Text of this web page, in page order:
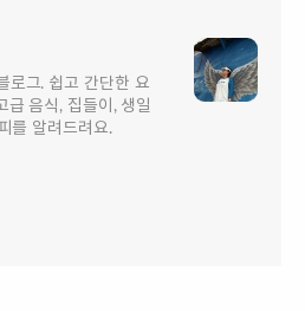
로그. 쉽고 간단한 요
급 음식, 집들이, 생일
를 알려드려요.